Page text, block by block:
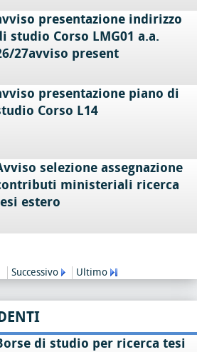
presentazione indirizzo
studio Corso LMG01 a.a.
27avviso present
presentazione piano di
Corso L14
selezione assegnazione
ministeriali ricerca
estero
Successivo Ultimo
di studio per ricerca tesi